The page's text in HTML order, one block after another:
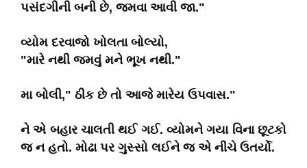
પસંદગીની બની છે, જમવા આવી જા."
વ્યોમ દરવાજો ખોલતા બોલ્યો,
"મારે નથી જમવું મને ભૂખ નથી."
મા બોલી," ઠીક છે તો આજે મારેય ઉપવાસ."
ને એ બહાર ચાલતી થઈ ગઈ. વ્યોમને ગયા વિના છૂટકો
જ ન હતો. મોઢા પર ગુસ્સો લઈને જ એ નીચે ઉતર્યો.